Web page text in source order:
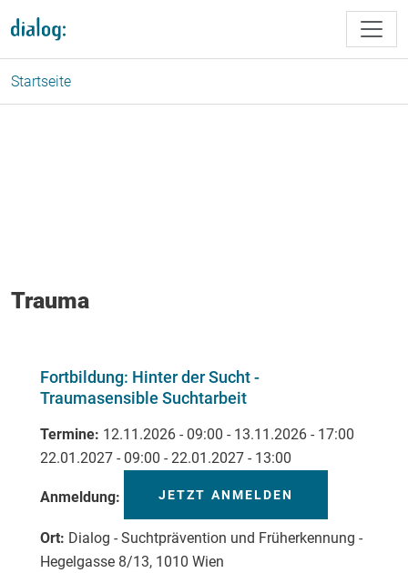
Startseite
Trauma
Fortbildung: Hinter der Sucht -
Traumasensible Suchtarbeit
Termine 12.11.2026 - 09:00 - 13.11.2026 - 17:00
22.01.2027 - 09:00 - 22.01.2027 - 13:00
Anmeldung JETZT ANMELDEN
Ort Dialog - Suchtprävention und Früherkennung -
Hegelgasse 8/13, 1010 Wien